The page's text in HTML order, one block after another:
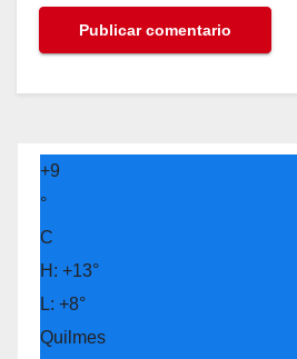
+9
°
C
H: +13°
L: +8°
Quilmes